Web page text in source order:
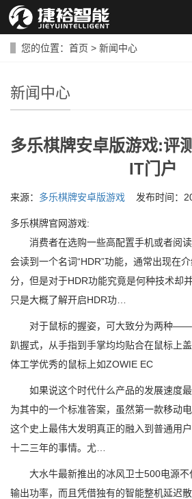
您的位置： 首页 > 新闻中心
新闻中心
多乐棋牌安卓版游戏:评
IT门户
来源： 多乐棋牌安卓版游戏 发布时间：
多乐棋牌官网游戏:
消费者在选购一些高配置手机或者阅读
会读到一个名词“HDR”功能，通常出现在
分，但是对于HDR功能究竟是何种技术却
只是大概了解开启HDR功…
对于鼠标的握姿，可大致分为两种
趴握式，从手指到手掌均均贴合在鼠标上
体工学优秀的鼠标上如ZOWIE EC
如果说这个时代什么产品的发展速度最
为其中的一个标准答案，虽然第一款移动
这个史上最伟大发明真正的融入到普通用
十二三年的事情。尤…
大水牛最新推出的冰风卫士500电源不
输出功率，而且凭借独有的智能整机延迟